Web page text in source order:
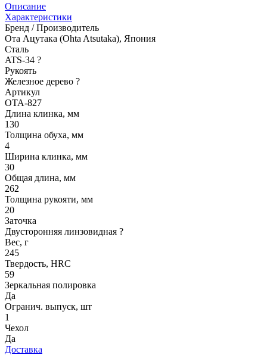
Описание
Характеристики
Бренд / Производитель
Ота Ацутака (Ohta Atsutaka), Япония
Сталь
ATS-34 ?
Рукоять
Железное дерево ?
Артикул
OTA-827
Длина клинка, мм
130
Толщина обуха, мм
4
Ширина клинка, мм
30
Общая длина, мм
262
Толщина рукояти, мм
20
Заточка
Двусторонняя линзовидная ?
Вес, г
245
Твердость, HRC
59
Зеркальная полировка
Да
Огранич. выпуск, шт
1
Чехол
Да
Доставка